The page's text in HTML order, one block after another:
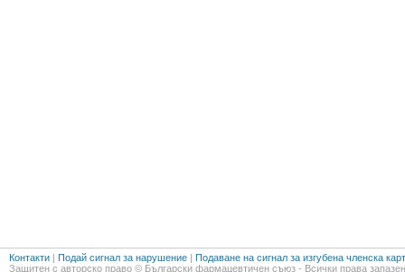
Контакти | Подай сигнал за нарушение | Подаване на сигнал за изгубена членска
Защитен с авторско право © Български фармацевтичен съюз - Всички права